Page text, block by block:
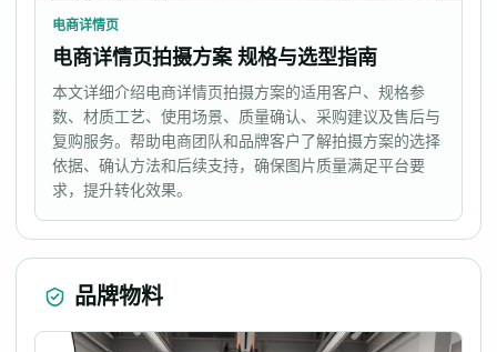
电商详情页
电商详情页拍摄方案 规格与选型指南
本文详细介绍电商详情页拍摄方案的适用客户、规格参
数、材质工艺、使用场景、质量确认、采购建议及售后与
复购服务。帮助电商团队和品牌客户了解拍摄方案的选择
依据、确认方法和后续支持，确保图片质量满足平台要
求，提升转化效果。
品牌物料